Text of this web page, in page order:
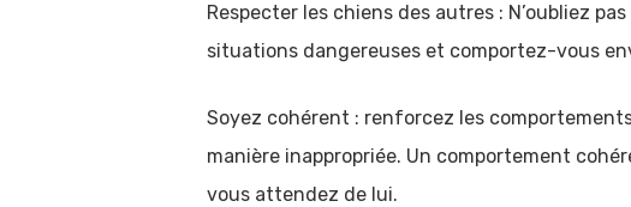
Respecter les chiens des autres : N’oubliez
situations dangereuses et comportez-vous
Soyez cohérent : renforcez les
manière inappropriée. Un comportement
vous attendez de lui.